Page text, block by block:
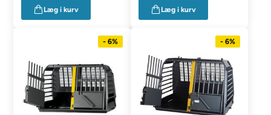
Læg i kurv Læg i kurv
- 6% - 6%